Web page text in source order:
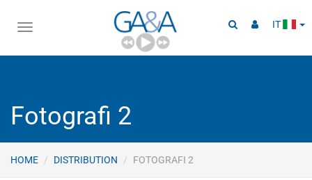
IT
Fotografi 2
HOME DISTRIBUTION FOTOGRAFI 2